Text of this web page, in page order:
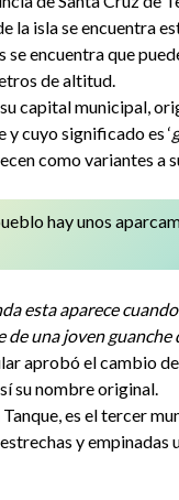
la isla se encuentra
se encuentra que
de altitud.
capital municipal,
y cuyo significado es ‘
como variantes a
hay unos
esta aparece
de una joven
aprobó el cambio
su nombre original.
es el tercer
y